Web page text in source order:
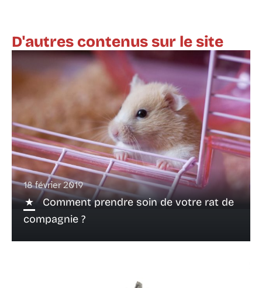
D'autres contenus sur le site
18 février 2019
Comment prendre soin de votre rat de
compagnie ?